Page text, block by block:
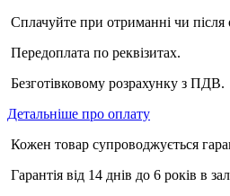
Сплачуйте при отриманні чи
Передоплата по реквізитах.
Безготівковому розрахунку з ПДВ.
Детальніше про оплату
Кожен товар супроводжується
Гарантія від 14 днів до 6 років в